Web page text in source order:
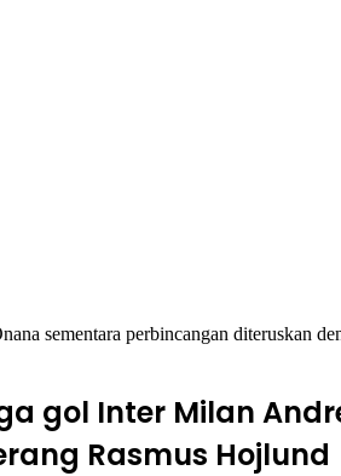
sementara perbincangan diteruskan
gol Inter Milan
Rasmus Hojlund